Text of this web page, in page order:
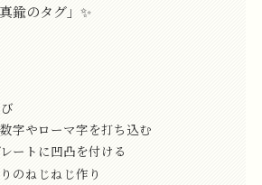
鍮のタグ」✨
字やローマ字を打ち込む
ートに凹凸を付ける
のねじねじ作り